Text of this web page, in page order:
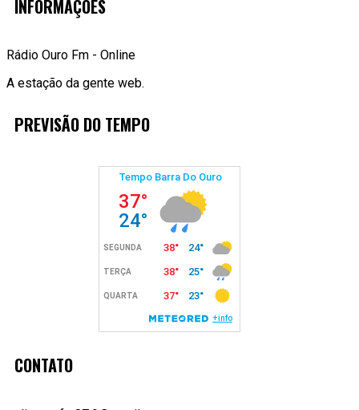
INFORMAÇÕES
Rádio Ouro Fm - Online
A estação da gente web.
PREVISÃO DO TEMPO
CONTATO